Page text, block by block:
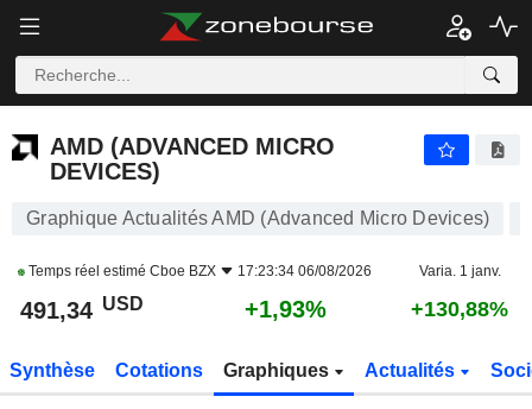
AMD (ADVANCED MICRO
DEVICES)
Graphique Actualités AMD (Advanced Micro Devices)
Temps réel estimé Cboe BZX 17:23:34 06/08/2026 Varia. 1 janv.
491,34 USD +1,93% +130,88%
Synthèse Cotations Graphiques Actualités